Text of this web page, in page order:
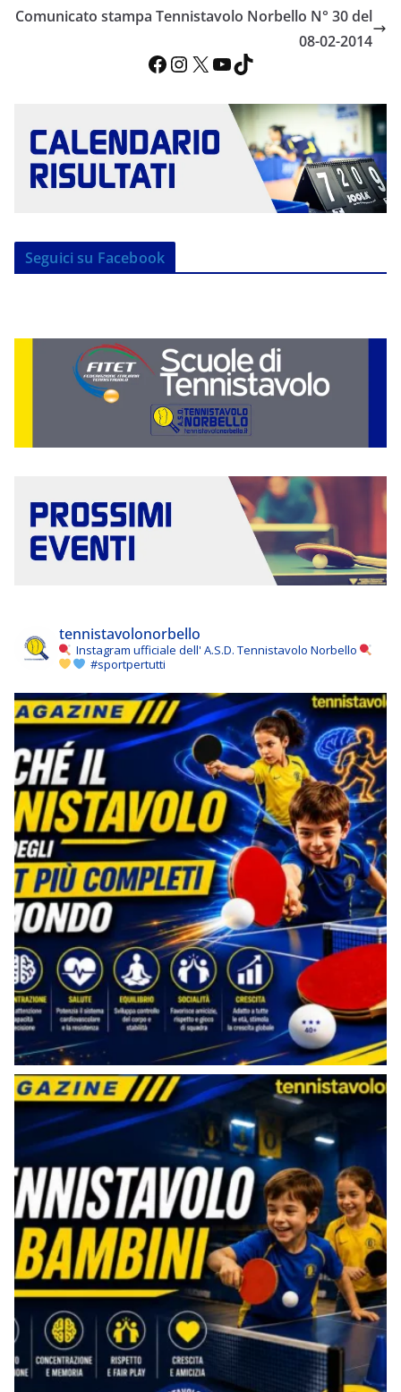
Comunicato stampa Tennistavolo Norbello N° 30 del
08-02-2014
Facebook InstagramX YouTube TikTok
Seguici su Facebook
tennistavolonorbello
Instagram ufficiale dell' A.S.D. Tennistavolo Norbello
#sportpertutti